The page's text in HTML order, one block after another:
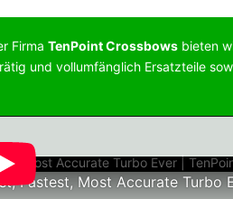
Firma TenPoint Crossbows bieten
und vollumfänglich Ersatzteile
Fastest, Most Accurate Turbo